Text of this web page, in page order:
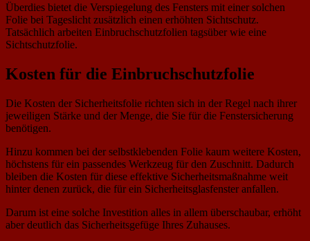
Überdies bietet die Verspiegelung des Fensters mit einer solchen
Folie bei Tageslicht zusätzlich einen erhöhten Sichtschutz.
Tatsächlich arbeiten Einbruchschutzfolien tagsüber wie eine
Sichtschutzfolie.
Kosten für die Einbruchschutzfolie
Die Kosten der Sicherheitsfolie richten sich in der Regel nach ihrer
jeweiligen Stärke und der Menge, die Sie für die Fenstersicherung
benötigen.
Hinzu kommen bei der selbstklebenden Folie kaum weitere Kosten,
höchstens für ein passendes Werkzeug für den Zuschnitt. Dadurch
bleiben die Kosten für diese effektive Sicherheitsmaßnahme weit
hinter denen zurück, die für ein Sicherheitsglasfenster anfallen.
Darum ist eine solche Investition alles in allem überschaubar, erhöht
aber deutlich das Sicherheitsgefüge Ihres Zuhauses.